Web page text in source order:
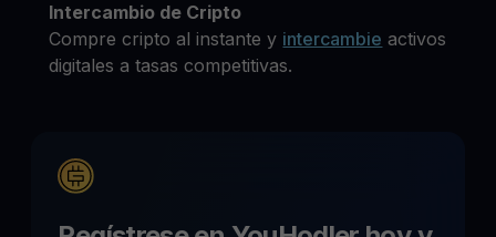
Intercambio de Cripto
Compre cripto al instante y intercambie activos
digitales a tasas competitivas.